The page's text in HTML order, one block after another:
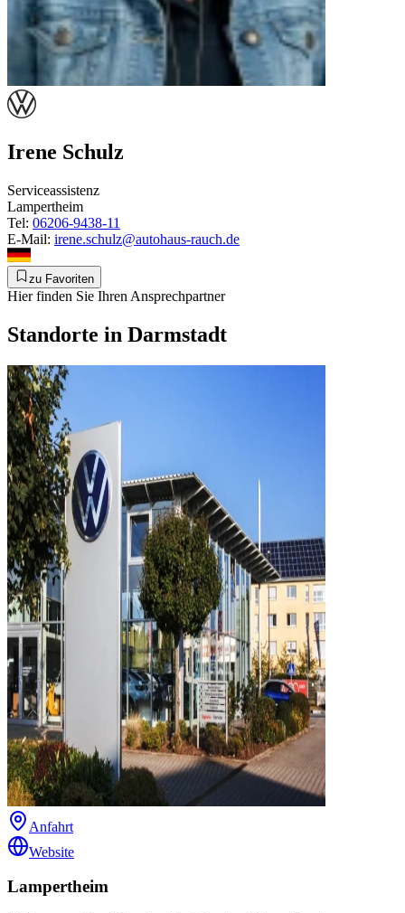
Irene Schulz
Serviceassistenz
Lampertheim
Tel: 06206-9438-11
E-Mail: irene.schulz@autohaus-rauch.de
zu Favoriten
Hier finden Sie Ihren Ansprechpartner
Standorte in Darmstadt
Anfahrt
Website
Lampertheim